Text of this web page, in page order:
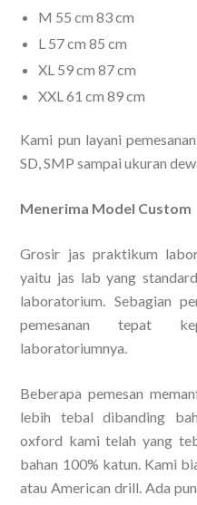
M 55 cm 83 cm
L 57 cm 85 cm
XL 59 cm 87 cm
XXL 61 cm 89 cm
Kami pun layani
SD, SMP sampai ukuran
Menerima Model Custom
Grosir jas praktikum
yaitu jas lab yang
laboratorium. Sebagian
pemesanan tepat
laboratoriumnya.
Beberapa pemesan
lebih tebal dibanding
oxford kami telah yang
bahan 100% katun. Kami
atau American drill. Ada